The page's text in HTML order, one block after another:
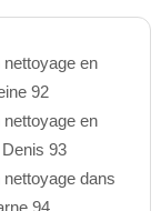
nettoyage en
92
nettoyage en
93
nettoyage dans